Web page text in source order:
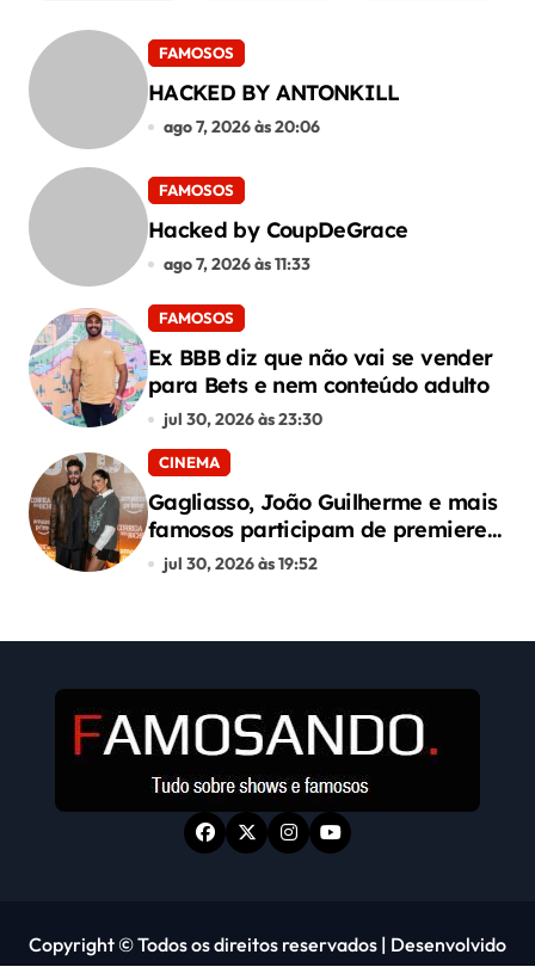
FAMOSOS
HACKED BY ANTONKILL
ago 7, 2026 às 20:06
FAMOSOS
Hacked by CoupDeGrace
ago 7, 2026 às 11:33
FAMOSOS
Ex BBB diz que não vai se vender
para Bets e nem conteúdo adulto
jul 30, 2026 às 23:30
CINEMA
Gagliasso, João Guilherme e mais
famosos participam de premiere
de “Corrida dos Bichos”
jul 30, 2026 às 19:52
Copyright © Todos os direitos reservados | Desenvolvido